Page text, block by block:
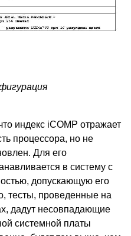
индекс iCOMP отражает
процессора, но не
Для его
в систему с
допускающую его
тесты, проведенные на
дадут несовпадающие
системной платы